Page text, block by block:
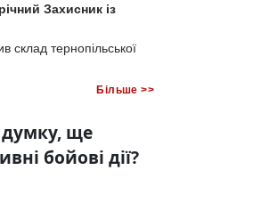
Захисник із
склад тернопільської
Більше >>
ще
бойові дії?